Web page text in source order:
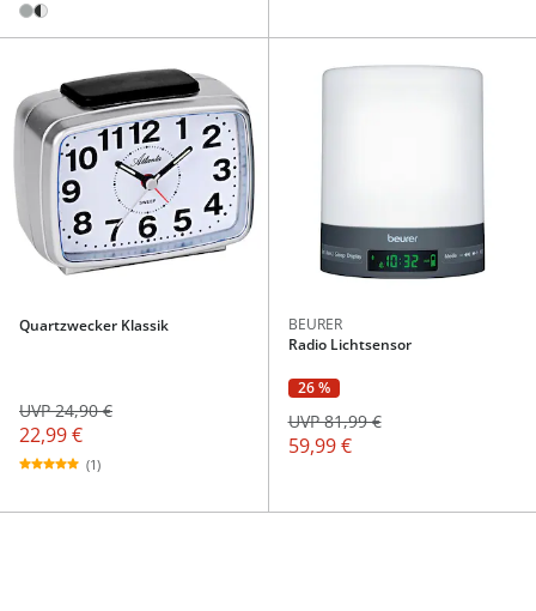
Quartzwecker Klassik
22,99 €
UVP 24,90 €
(1)
BEURER
Radio Lichtsensor
26 %
59,99 €
UVP 81,99 €